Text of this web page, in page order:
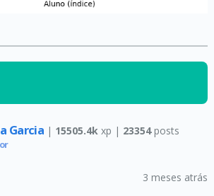
Garcia | 15505.4k xp | 23354posts
3 meses atrás